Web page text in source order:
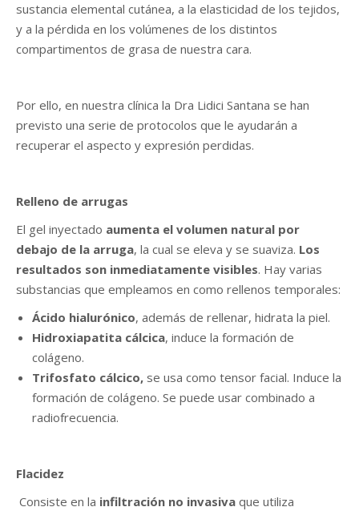
sustancia elemental cutánea, a la elasticidad de los tejidos,
y a la pérdida en los volúmenes de los distintos
compartimentos de grasa de nuestra cara.
Por ello, en nuestra clínica la Dra Lidici Santana se han
previsto una serie de protocolos que le ayudarán a
recuperar el aspecto y expresión perdidas.
Relleno de arrugas
El gel inyectado aumenta el volumen natural por
debajo de la arruga, la cual se eleva y se suaviza. Los
resultados son inmediatamente visibles. Hay varias
substancias que empleamos en como rellenos temporales:
Ácido hialurónico, además de rellenar, hidrata la piel.
Hidroxiapatita cálcica, induce la formación de
colágeno.
Trifosfato cálcico, se usa como tensor facial. Induce la
formación de colágeno. Se puede usar combinado a
radiofrecuencia.
Flacidez
Consiste en la infiltración no invasiva que utiliza